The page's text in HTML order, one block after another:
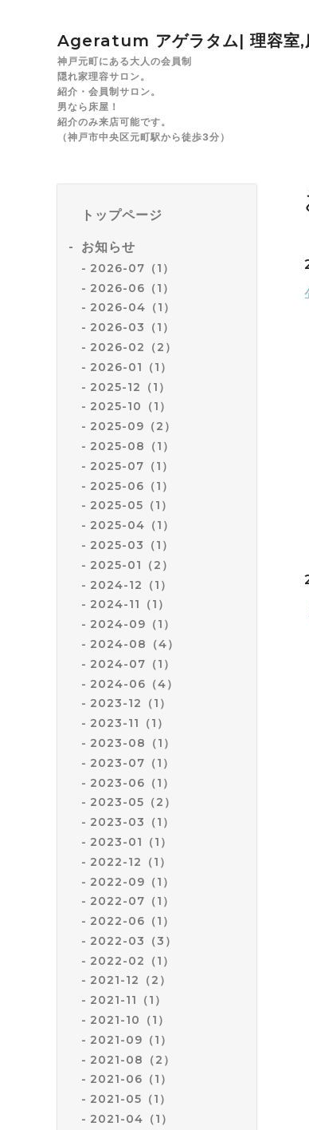
Ageratum アゲラタム| 理容室,
神戸元町にある大人の会員制
隠れ家理容サロン。
紹介・会員制サロン。
男なら床屋！
紹介のみ来店可能です。
（神戸市中央区元町駅から徒歩3分）
トップページ
お知らせ
2026-07（1）
2026-06（1）
2026-04（1）
2026-03（1）
2026-02（2）
2026-01（1）
2025-12（1）
2025-10（1）
2025-09（2）
2025-08（1）
2025-07（1）
2025-06（1）
2025-05（1）
2025-04（1）
2025-03（1）
2025-01（2）
2024-12（1）
2024-11（1）
2024-09（1）
2024-08（4）
2024-07（1）
2024-06（4）
2023-12（1）
2023-11（1）
2023-08（1）
2023-07（1）
2023-06（1）
2023-05（2）
2023-03（1）
2023-01（1）
2022-12（1）
2022-09（1）
2022-07（1）
2022-06（1）
2022-03（3）
2022-02（1）
2021-12（2）
2021-11（1）
2021-10（1）
2021-09（1）
2021-08（2）
2021-06（1）
2021-05（1）
2021-04（1）